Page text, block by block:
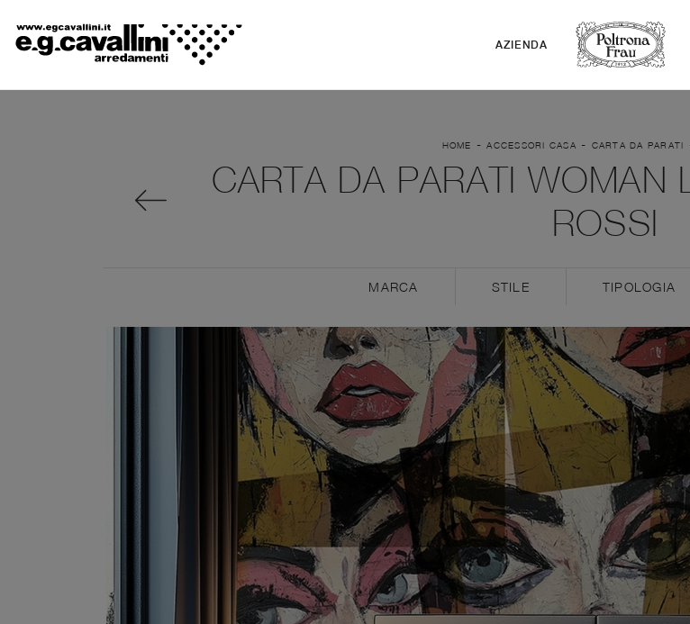
AZIENDA
HOME -ACCESSORI CASA - CARTA DA PARATI
CARTA DA PARATI WOMAN
ROSSI
MARCA STILE TIPOLOGIA